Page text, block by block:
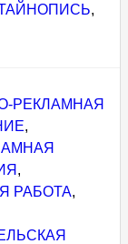
,
РЕКЛАМНАЯ
,
,
РАБОТА,